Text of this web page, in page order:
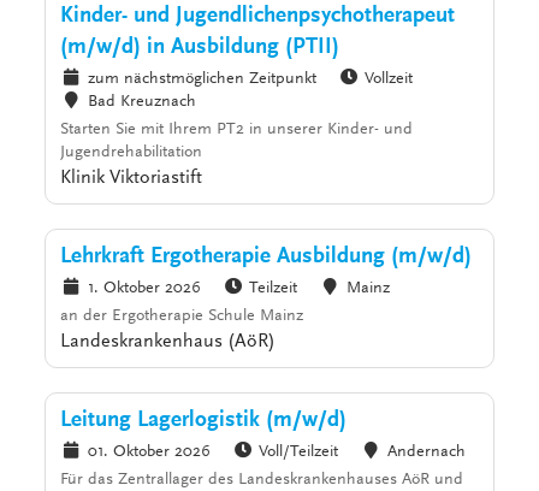
Kinder- und Jugendlichenpsychotherapeut
(m/w/d) in Ausbildung (PTII)
zum nächstmöglichen Zeitpunkt
Vollzeit
Bad Kreuznach
Starten Sie mit Ihrem PT2 in unserer Kinder- und
Jugendrehabilitation
Klinik Viktoriastift
Lehrkraft Ergotherapie Ausbildung (m/w/d)
1. Oktober 2026 Teilzeit
Mainz
an der Ergotherapie Schule Mainz
Landeskrankenhaus (AöR)
Leitung Lagerlogistik (m/w/d)
01. Oktober 2026 Voll/Teilzeit
Andernach
Für das Zentrallager des Landeskrankenhauses AöR und